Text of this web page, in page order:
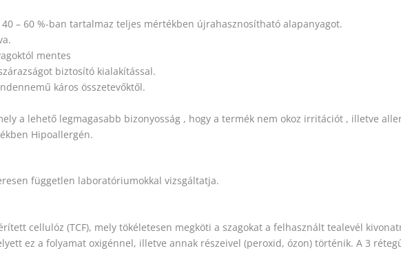
– 60 %-ban tartalmaz teljes mértékben újrahasznosítható alapanyagot.
mentes
biztosító kialakítással.
káros összetevőktől.
a lehető legmagasabb bizonyosság , hogy a termék nem okoz irritációt , illetve
Hipoallergén.
független laboratóriumokkal vizsgáltatja.
cellulóz (TCF), mely tökéletesen megköti a szagokat a felhasznált tealevél
ez a folyamat oxigénnel, illetve annak részeivel (peroxid, ózon) történik. A 3